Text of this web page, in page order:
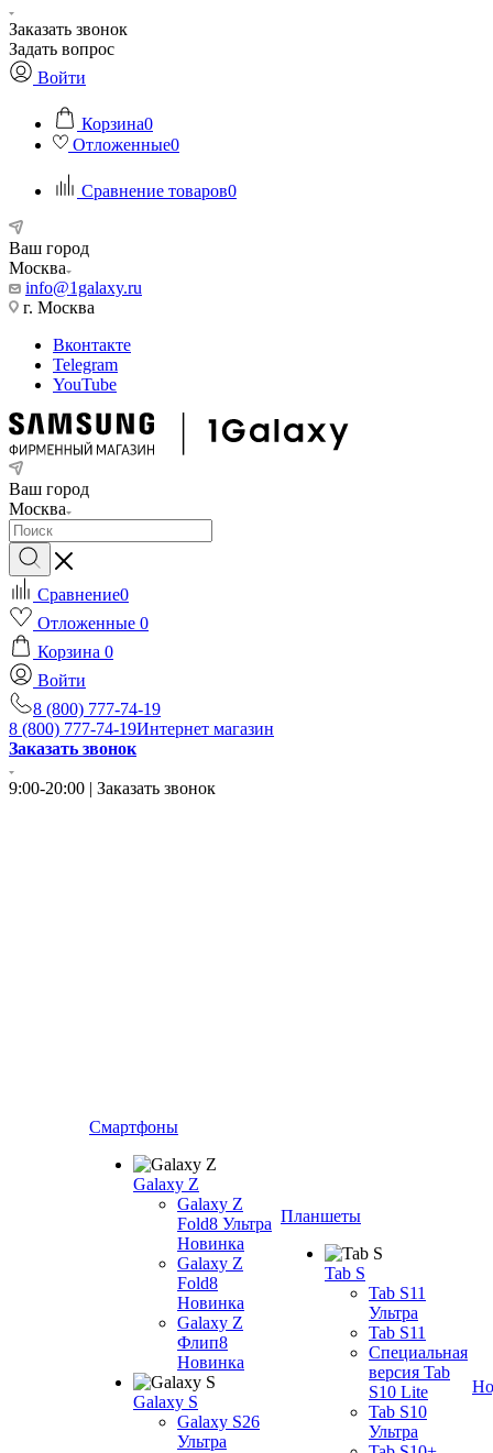
Заказать звонок
Задать вопрос
Войти
Корзина0
Отложенные0
Сравнение товаров0
Ваш город
Москва
info@1galaxy.ru
г. Москва
Вконтакте
Telegram
YouTube
Ваш город
Москва
Сравнение0
Отложенные 0
Корзина 0
Войти
8 (800) 777-74-19
8 (800) 777-74-19Интернет магазин
Заказать звонок
9:00-20:00 | Заказать звонок
Смартфоны
Galaxy Z
Galaxy Z
Fold8 Ультра
Новинка
Galaxy Z
Fold8
Новинка
Galaxy Z
Флип8
Новинка
Galaxy S
Galaxy S26
Ультра
Планшеты
Tab S
Tab S11
Ультра
Tab S11
Специальная
версия Tab
S10 Lite
Tab S10
Ультра